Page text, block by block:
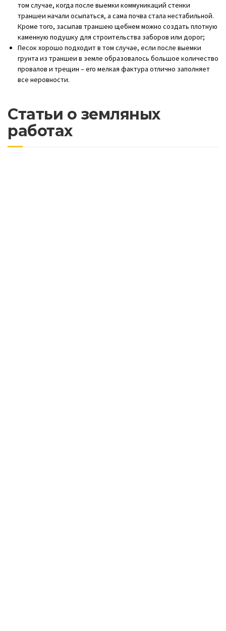
том случае, когда после выемки коммуникаций стенки
траншеи начали осыпаться, а сама почва стала нестабильной.
Кроме того, засыпав траншею щебнем можно создать плотную
каменную подушку для строительства заборов или дорог;
Песок хорошо подходит в том случае, если после выемки
грунта из траншеи в земле образовалось большое количество
провалов и трещин – его мелкая фактура отлично заполняет
все неровности.
Статьи о земляных
работах